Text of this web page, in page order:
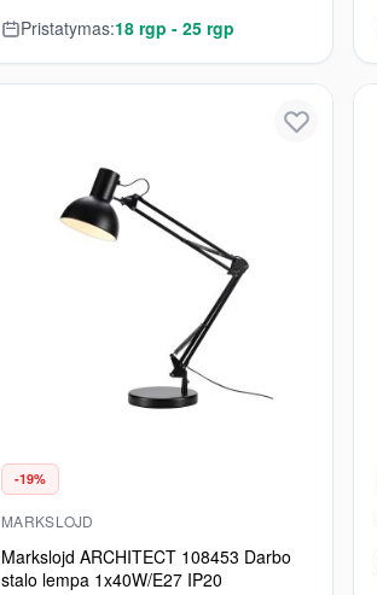
Pristatymas:18 rgp - 25 rgp
-19%
MARKSLOJD
Markslojd ARCHITECT 108453 Darbo
stalo lempa 1x40W/E27 IP20